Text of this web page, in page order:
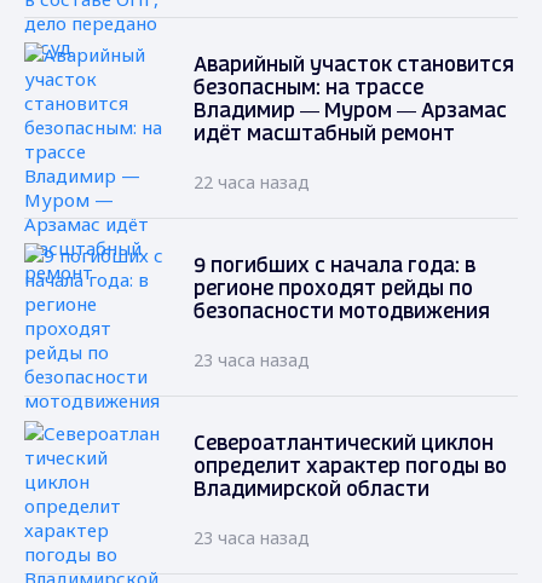
Аварийный участок становится
безопасным: на трассе
Владимир — Муром — Арзамас
идёт масштабный ремонт
22 часа назад
9 погибших с начала года: в
регионе проходят рейды по
безопасности мотодвижения
23 часа назад
Североатлантический циклон
определит характер погоды во
Владимирской области
23 часа назад